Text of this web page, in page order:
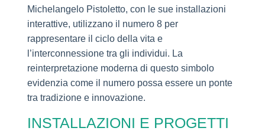
Michelangelo Pistoletto, con le sue installazioni
interattive, utilizzano il numero 8 per
rappresentare il ciclo della vita e
l’interconnessione tra gli individui. La
reinterpretazione moderna di questo simbolo
evidenzia come il numero possa essere un ponte
tra tradizione e innovazione.
INSTALLAZIONI E PROGETTI